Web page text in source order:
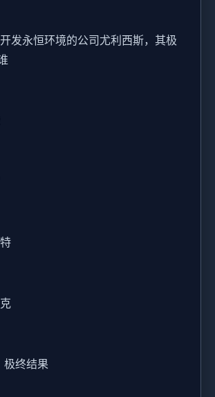
发永恒环境的公司尤利西斯，其极
极终结果